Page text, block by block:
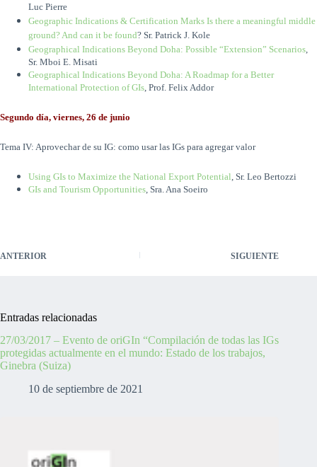
Luc Pierre
Geographic Indications & Certification Marks Is there a meaningful middle
ground? And can it be found? Sr. Patrick J. Kole
Geographical Indications Beyond Doha: Possible “Extension” Scenarios
Sr. Mboi E. Misati
Geographical Indications Beyond Doha: A Roadmap for a Better
International Protection of GIs , Prof. Felix Addor
Segundo día, viernes, 26 de junio
Tema IV: Aprovechar de su IG: como usar las IGs para agregar valor
Using GIs to Maximize the National Export Potential , Sr. Leo Bertozzi
GIs and Tourism Opportunities , Sra. Ana Soeiro
ANTERIOR SIGUIENTE
Entradas relacionadas
27/03/2017 – Evento de oriGIn “Compilación de todas las IGs
protegidas actualmente en el mundo: Estado de los trabajos,
Ginebra (Suiza)
10 de septiembre de 2021